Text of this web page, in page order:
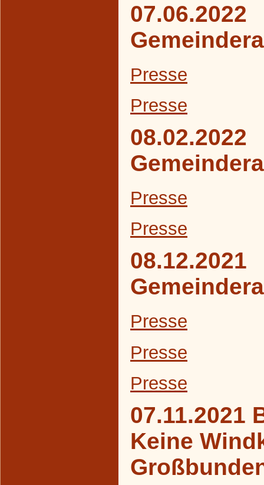
07.06.2022
Presse
Presse
08.02.2022
Presse
Presse
08.12.2021
Presse
Presse
Presse
07.11.2021
Keine